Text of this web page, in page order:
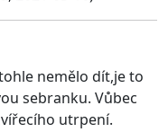
nemělo dít,je to
sebranku. Vůbec
utrpení.